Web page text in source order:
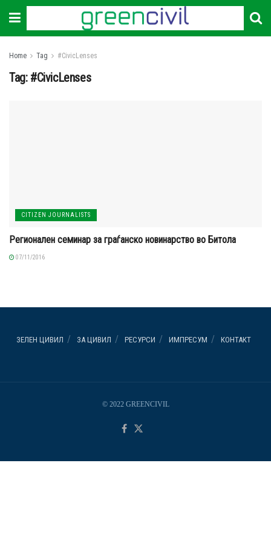
Home Tag #CivicLenses
Tag: #CivicLenses
CITIZEN JOURNALISTS
Регионален семинар за граѓанско новинарство во Битола
07/11/2016
ЗЕЛЕН ЦИВИЛ ЗА ЦИВИЛ РЕСУРСИ ИМПРЕСУМ КОНТАКТ
© 2022 GREENCIVIL